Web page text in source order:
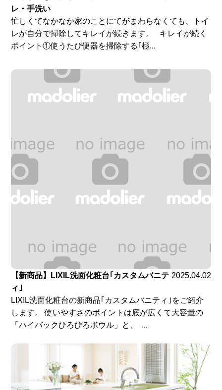
レ・手洗い
忙しくてなかなか家のことにてがまわらなくても、トイ
レが自分で掃除してキレイが続きます。 キレイが続く
ポイント①使うたび便器を掃除する｢極...
【新商品】LIXIL洗面化粧台｢カスタムバニテ
ィ｣
2025.04.02
LIXIL洗面化粧台の新商品｢カスタムバニティ｣をご紹介
します。 使いやすさのポイントは底が広くて大容量の
「ハイバックひろびろボウル」と、 ...